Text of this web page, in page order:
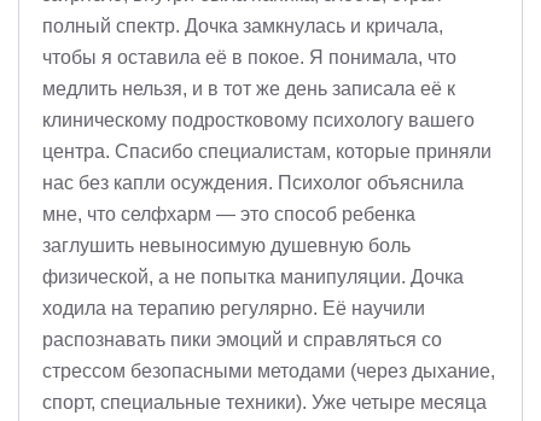
полный спектр. Дочка замкнулась и кричала,
чтобы я оставила её в покое. Я понимала, что
медлить нельзя, и в тот же день записала её к
клиническому подростковому психологу вашего
центра. Спасибо специалистам, которые приняли
нас без капли осуждения. Психолог объяснила
мне, что селфхарм — это способ ребенка
заглушить невыносимую душевную боль
физической, а не попытка манипуляции. Дочка
ходила на терапию регулярно. Её научили
распознавать пики эмоций и справляться со
стрессом безопасными методами (через дыхание,
спорт, специальные техники). Уже четыре месяца